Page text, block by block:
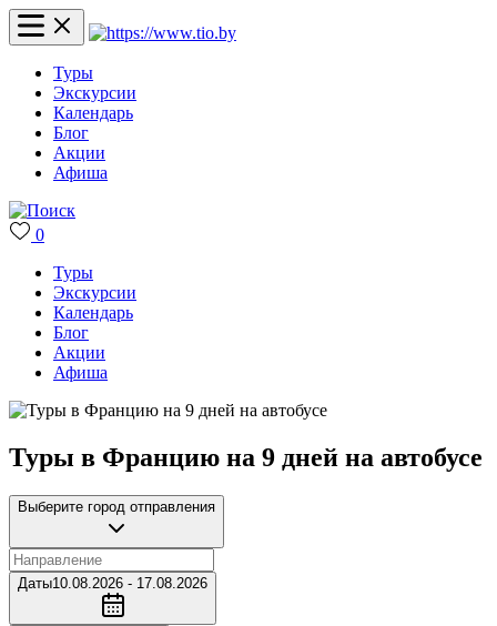
Туры
Экскурсии
Календарь
Блог
Акции
Афиша
0
Туры
Экскурсии
Календарь
Блог
Акции
Афиша
Туры в Францию на 9 дней на автобусе
Выберите город отправления
Даты10.08.2026 - 17.08.2026